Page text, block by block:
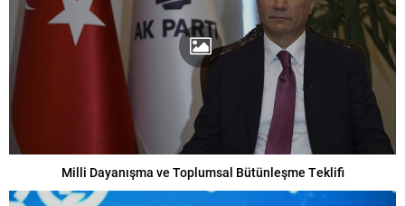
Milli Dayanışma ve Toplumsal Bütünleşme Teklifi